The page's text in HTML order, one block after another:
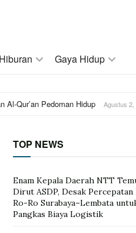
Hiburan Gaya Hidup
Al-Qur’an Pedoman Hidup Agustus 2,
TOP NEWS
Enam Kepala Daerah NTT
Dirut ASDP, Desak Percepatan
Ro-Ro Surabaya–Lembata
Pangkas Biaya Logistik